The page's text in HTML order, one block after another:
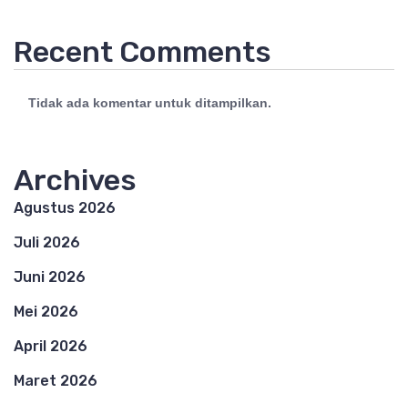
Recent Comments
Tidak ada komentar untuk ditampilkan.
Archives
Agustus 2026
Juli 2026
Juni 2026
Mei 2026
April 2026
Maret 2026